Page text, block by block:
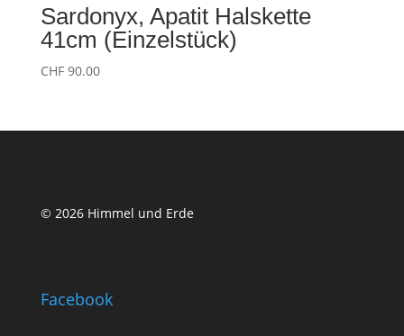
Sardonyx, Apatit Halskette
41cm (Einzelstück)
CHF90.00
© 2026 Himmel und Erde
Facebook